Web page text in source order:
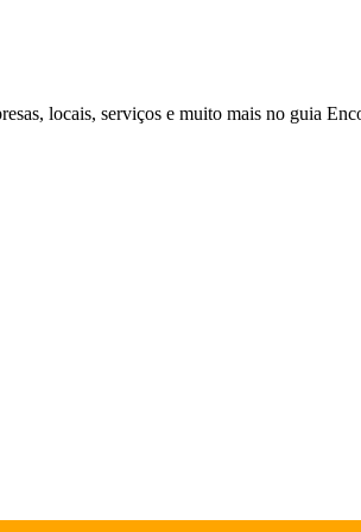
locais, serviços e muito mais no guia